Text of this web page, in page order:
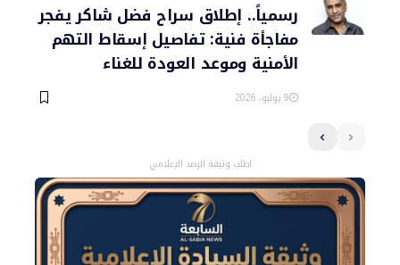
رسمياً.. إطلاق سراح فضل شاكر يفجر
مفاجأة فنية: تفاصيل إسقاط التهم
الأمنية وموعد العودة للغناء
9 يوليو، 2026
اطلب وثيقة الرصد الإعلامي